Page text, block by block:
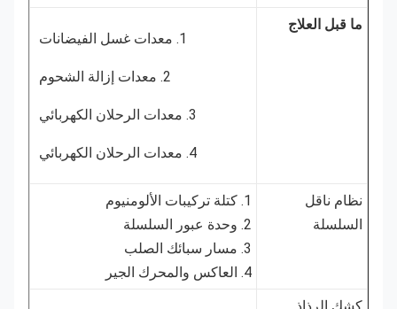
ما قبل العلاج
نظام ناقل
السلسلة